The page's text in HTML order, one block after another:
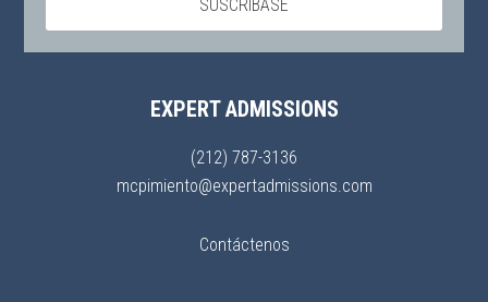
EXPERT ADMISSIONS
(212) 787-3136
mcpimiento@expertadmissions.com
Contáctenos